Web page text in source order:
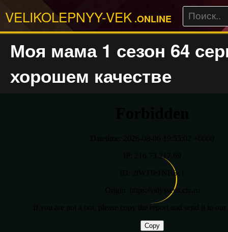
VELIKOLEPNYY-VEK .ONLINE
Моя мама 1 сезон 64
хорошем качестве